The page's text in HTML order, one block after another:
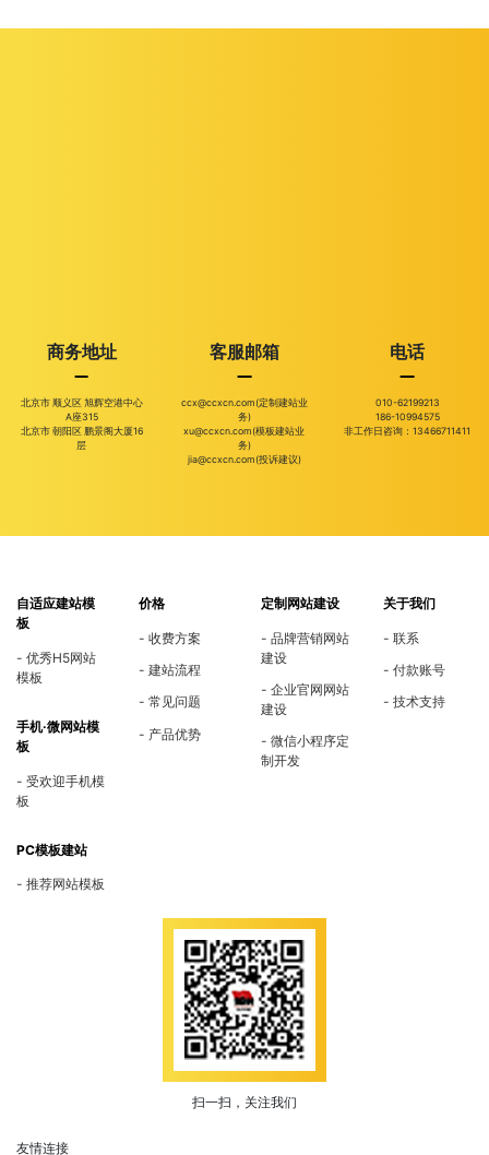
商务地址
北京市 顺义区 旭辉空港中心
A座315
北京市 朝阳区 鹏景阁大厦16
层
客服邮箱
ccx@ccxcn.com(定制建站业
务)
xu@ccxcn.com(模板建站业
务)
jia@ccxcn.com(投诉建议)
电话
010-62199213
186-10994575
非工作日咨询：13466711411
自适应建站模
板
优秀H5网站
模板
手机·微网站模
板
受欢迎手机模
板
PC模板建站
推荐网站模板
价格
收费方案
建站流程
常见问题
产品优势
定制网站建设
品牌营销网站
建设
企业官网网站
建设
微信小程序定
制开发
关于我们
联系
付款账号
技术支持
扫一扫，关注我们
友情连接